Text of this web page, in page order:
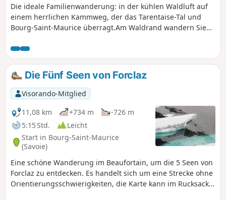
Die ideale Familienwanderung: in der kühlen Waldluft auf
einem herrlichen Kammweg, der das Tarentaise-Tal und
Bourg-Saint-Maurice überragt.Am Waldrand wandern Sie
Die Fünf Seen von Forclaz
Visorando-Mitglied
11,08 km
+734 m
-726 m
5:15 Std.
Leicht
Start in Bourg-Saint-Maurice
(Savoie)
Eine schöne Wanderung im Beaufortain, um die 5 Seen von
Forclaz zu entdecken. Es handelt sich um eine Strecke ohne
Orientierungsschwierigkeiten, die Karte kann im Rucksack